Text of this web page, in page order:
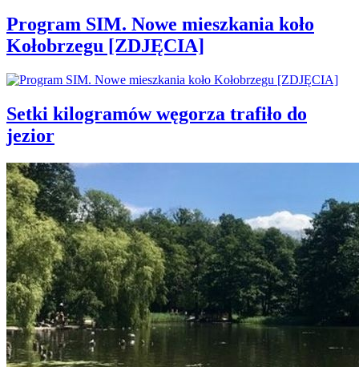
Program SIM. Nowe mieszkania koło
Kołobrzegu [ZDJĘCIA]
Setki kilogramów węgorza trafiło do
jezior